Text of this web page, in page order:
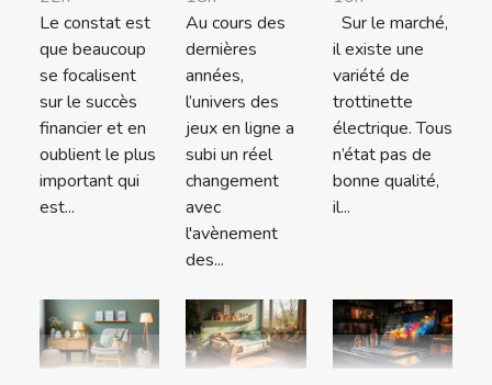
Le constat est
que beaucoup
se focalisent
sur le succès
financier et en
oublient le plus
important qui
est...
Au cours des
dernières
années,
l’univers des
jeux en ligne a
subi un réel
changement
avec
l'avènement
des...
Sur le marché,
il existe une
variété de
trottinette
électrique. Tous
n’état pas de
bonne qualité,
il...